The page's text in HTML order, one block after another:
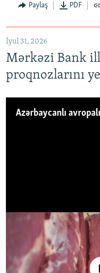
Paylaş PDF
İyul 31, 2026
Mərkəzi Bank
proqnozlarını
No media